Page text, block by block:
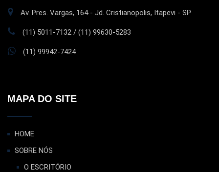
Av. Pres. Vargas, 164 - Jd. Cristianopolis, Itapevi - SP
(11) 5011-7132 / (11) 99630-5283
(11) 99942-7424
MAPA DO SITE
HOME
SOBRE NÓS
O ESCRITÓRIO